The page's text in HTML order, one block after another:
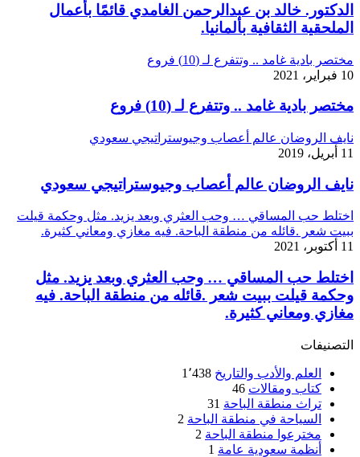
الدكتور. خالد بن عبدالرحمن الغامدي قائمًا بأعمال
الملحقية الثقافية بألمانيا.
مختصر بادية غامد .. وتتفرع لـ (10) فروع
10 فبراير، 2021
مختصر بادية غامد .. وتتفرع لـ (10) فروع
نايف الروضان عالم أعصاب وجيوستراتيجي سعودي
11 أبريل، 2019
نايف الروضان عالم أعصاب وجيوستراتيجي سعودي
اختلط حب المساقي … وحب العثري وبعد يزيد. مثل وحكمة قيلت
ببيت شعر .قائله من منطقة الباحة. فيه مغازي ومعاني كثيرة.
11 أكتوبر، 2021
اختلط حب المساقي … وحب العثري وبعد يزيد. مثل
وحكمة قيلت ببيت شعر .قائله من منطقة الباحة. فيه
مغازي ومعاني كثيرة.
التصنيفات
العلم والأدب والتاريخ 1٬438
كتاب ومقالات 46
تراث منطقة الباحة 31
السياحة في منطقة الباحة 2
مخترعوا منطقة الباحة 2
أنظمة سعودية عامة 1